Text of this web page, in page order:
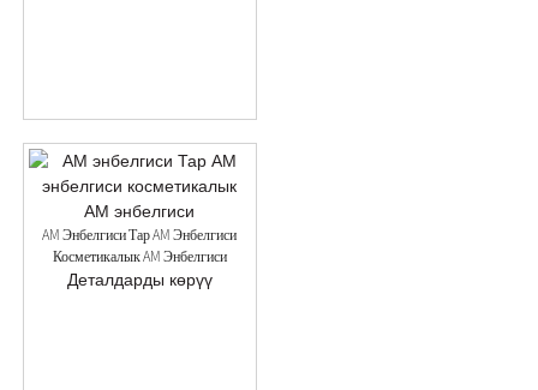
AM Энбелгиси Тар AM Энбелгиси
Косметикалык AM Энбелгиси
Деталдарды көрүү